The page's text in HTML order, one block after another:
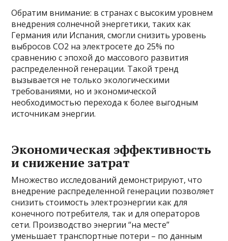
Обратим внимание: в странах с высоким уровнем
внедрения солнечной энергетики, таких как
Германия или Испания, смогли снизить уровень
выбросов СО2 на электросете до 25% по
сравнению с эпохой до массового развития
распределенной генерации. Такой тренд
вызывается не только экологическими
требованиями, но и экономической
необходимостью перехода к более выгодным
источникам энергии.
Экономическая эффективность
и снижение затрат
Множество исследований демонстрируют, что
внедрение распределенной генерации позволяет
снизить стоимость электроэнергии как для
конечного потребителя, так и для операторов
сети. Производство энергии “на месте”
уменьшает транспортные потери – по данным